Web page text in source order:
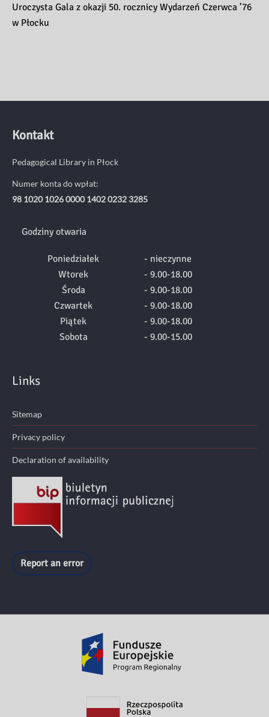
Uroczysta Gala z okazji 50. rocznicy Wydarzeń Czerwca ’76
w Płocku
Kontakt
Pedagogical Library in Płock
Numer konta do wpłat:
98 1020 1026 0000 1402 0232 3285
Godziny otwaria
Poniedziałek
Wtorek
Środa
Czwartek
Piątek
Sobota
- nieczynne
- 9.00-18.00
- 9.00-18.00
- 9.00-18.00
- 9.00-18.00
- 9.00-15.00
Links
Sitemap
Privacy policy
Declaration of availability
Report an error